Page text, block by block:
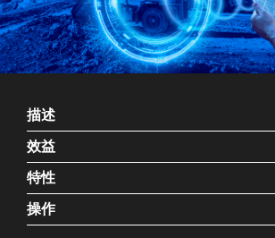
描述
效益
特性
操作